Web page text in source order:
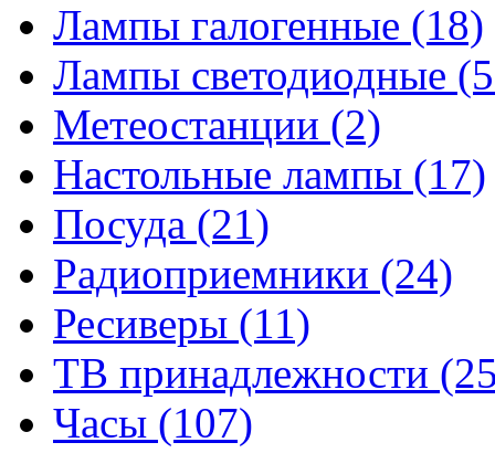
Лампы галогенные (18)
Лампы светодиодные
Метеостанции (2)
Настольные лампы (17)
Посуда (21)
Радиоприемники (24)
Ресиверы (11)
ТВ принадлежности
Часы (107)